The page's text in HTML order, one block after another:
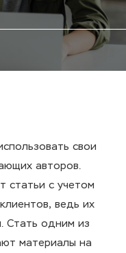
свои
авторов.
статьи с учетом
ведь их
Стать одним из
материалы на